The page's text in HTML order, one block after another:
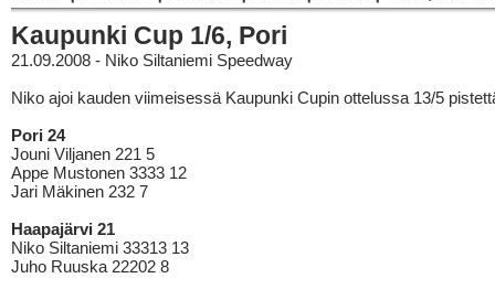
Kaupunki Cup 1/6, Pori
21.09.2008 - Niko Siltaniemi Speedway
Niko ajoi kauden viimeisessä Kaupunki Cupin ottelussa 13/5
Pori 24
Jouni Viljanen 221 5
Appe Mustonen 3333 12
Jari Mäkinen 232 7
Haapajärvi 21
Niko Siltaniemi 33313 13
Juho Ruuska 22202 8